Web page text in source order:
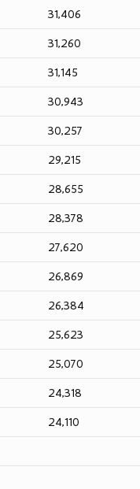
​31,406
​31,260
​31,145
30,943​
30,257
29,215
28,655
28,378
27,620
26,869
26,384
25,623
25,070
24,318
24,110